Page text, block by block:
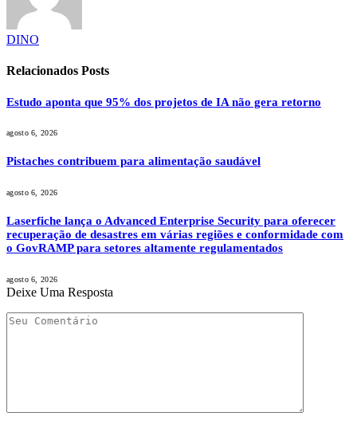
DINO
Relacionados Posts
Estudo aponta que 95% dos projetos de IA não gera retorno
agosto 6, 2026
Pistaches contribuem para alimentação saudável
agosto 6, 2026
Laserfiche lança o Advanced Enterprise Security para oferecer
recuperação de desastres em várias regiões e conformidade com
o GovRAMP para setores altamente regulamentados
agosto 6, 2026
Deixe Uma Resposta